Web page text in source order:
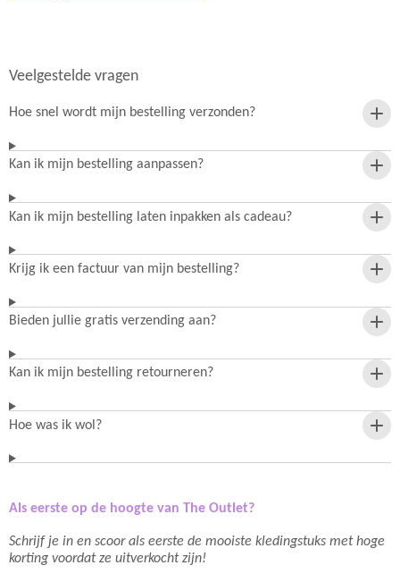
Veelgestelde vragen
Hoe snel wordt mijn bestelling verzonden?
Kan ik mijn bestelling aanpassen?
Kan ik mijn bestelling laten inpakken als cadeau?
Krijg ik een factuur van mijn bestelling?
Bieden jullie gratis verzending aan?
Kan ik mijn bestelling retourneren?
Hoe was ik wol?
Als eerste op de hoogte van The Outlet?
Schrijf je in en scoor als eerste de mooiste kledingstuks met hoge
korting voordat ze uitverkocht zijn!